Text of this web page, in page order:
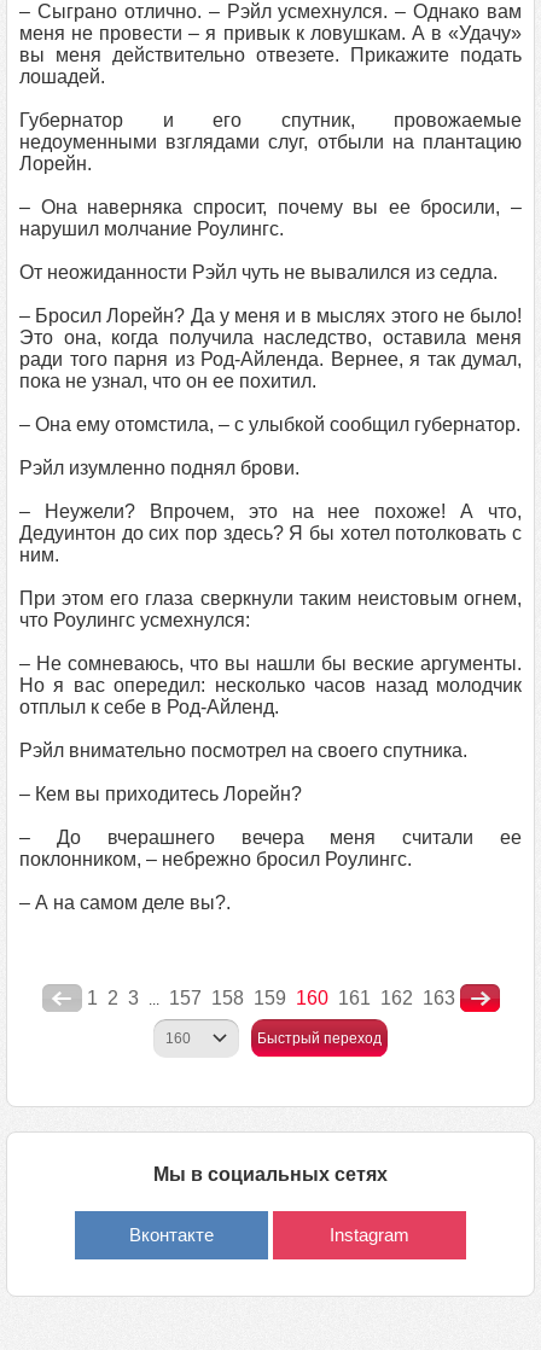
– Сыграно отлично. – Рэйл усмехнулся. – Однако вам
меня не провести – я привык к ловушкам. А в «Удачу»
вы меня действительно отвезете. Прикажите подать
лошадей.
Губернатор и его спутник, провожаемые
недоуменными взглядами слуг, отбыли на плантацию
Лорейн.
– Она наверняка спросит, почему вы ее бросили, –
нарушил молчание Роулингс.
От неожиданности Рэйл чуть не вывалился из седла.
– Бросил Лорейн? Да у меня и в мыслях этого не было!
Это она, когда получила наследство, оставила меня
ради того парня из Род-Айленда. Вернее, я так думал,
пока не узнал, что он ее похитил.
– Она ему отомстила, – с улыбкой сообщил губернатор.
Рэйл изумленно поднял брови.
– Неужели? Впрочем, это на нее похоже! А что,
Дедуинтон до сих пор здесь? Я бы хотел потолковать с
ним.
При этом его глаза сверкнули таким неистовым огнем,
что Роулингс усмехнулся:
– Не сомневаюсь, что вы нашли бы веские аргументы.
Но я вас опередил: несколько часов назад молодчик
отплыл к себе в Род-Айленд.
Рэйл внимательно посмотрел на своего спутника.
– Кем вы приходитесь Лорейн?
– До вчерашнего вечера меня считали ее
поклонником, – небрежно бросил Роулингс.
– А на самом деле вы?.
1 2 3 ... 157 158 159 160 161 162 163
Быстрый переход
Мы в социальных сетях
Вконтакте Instagram